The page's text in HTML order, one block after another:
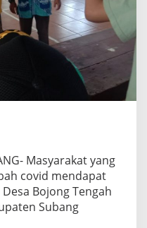
Masyarakat yang
covid mendapat
Bojong Tengah
Subang